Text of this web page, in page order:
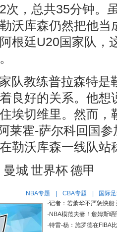
次，总共35分钟。
沃库森仍然把他当
根廷U20国家队，
队教练普拉森特是
良好的关系。他想
埃切维里。然而，
莱霍-萨尔科回国
勒沃库森一线队站
曼城 世界杯德甲
NBA专题 CBA专题 国际
·记者：若萧华不严惩快船
· NBA模范夫妻！詹姆斯
·特雷-杨：施罗德在FIBA